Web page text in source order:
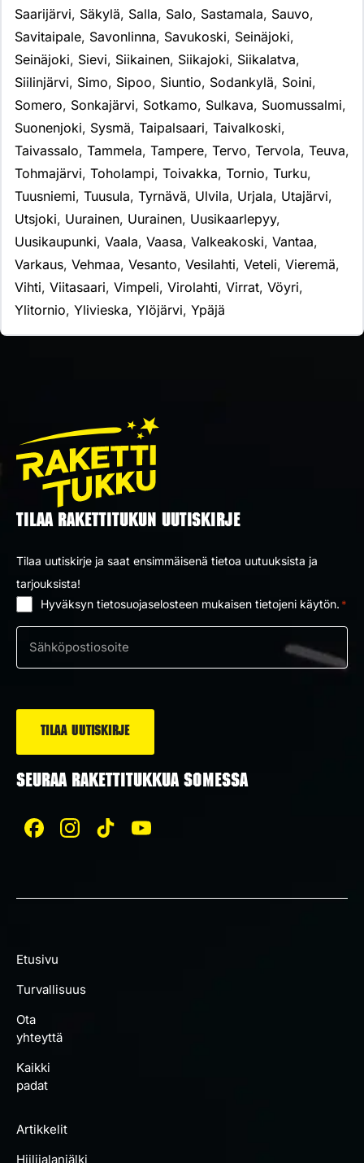
Saarijärvi, Säkylä, Salla, Salo, Sastamala, Sauvo,
Savitaipale, Savonlinna, Savukoski, Seinäjoki,
Seinäjoki, Sievi, Siikainen, Siikajoki, Siikalatva,
Siilinjärvi, Simo, Sipoo, Siuntio, Sodankylä, Soini,
Somero, Sonkajärvi, Sotkamo, Sulkava, Suomussalmi,
Suonenjoki, Sysmä, Taipalsaari, Taivalkoski,
Taivassalo, Tammela, Tampere, Tervo, Tervola, Teuva,
Tohmajärvi, Toholampi, Toivakka, Tornio, Turku,
Tuusniemi, Tuusula, Tyrnävä, Ulvila, Urjala, Utajärvi,
Utsjoki, Uurainen, Uurainen, Uusikaarlepyy,
Uusikaupunki, Vaala, Vaasa, Valkeakoski, Vantaa,
Varkaus, Vehmaa, Vesanto, Vesilahti, Veteli, Vieremä,
Vihti, Viitasaari, Vimpeli, Virolahti, Virrat, Vöyri,
Ylitornio, Ylivieska, Ylöjärvi, Ypäjä
TILAA RAKETTITUKUN UUTISKIRJE
Tilaa uutiskirje ja saat ensimmäisenä tietoa uutuuksista ja
tarjouksista!
Hyväksyn tietosuojaselosteen mukaisen tietojeni käytön. *
Sähköposti
SEURAA RAKETTITUKKUA SOMESSA
Etusivu
Turvallisuus
Ota
yhteyttä
Kaikki
padat
Artikkelit
Hiilijalanjälki